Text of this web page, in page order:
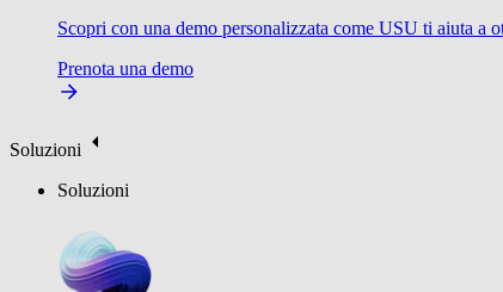
Scopri con una demo personalizzata come USU ti aiuta
Prenota una demo
Soluzioni
Soluzioni